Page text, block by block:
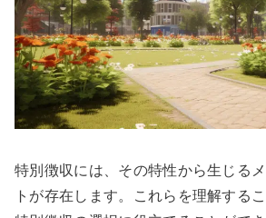
特別徴収には、その特性から生じる
トが存在します。これらを理解する